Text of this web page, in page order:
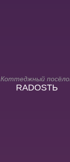
Коттеджный
RADOSTЬ